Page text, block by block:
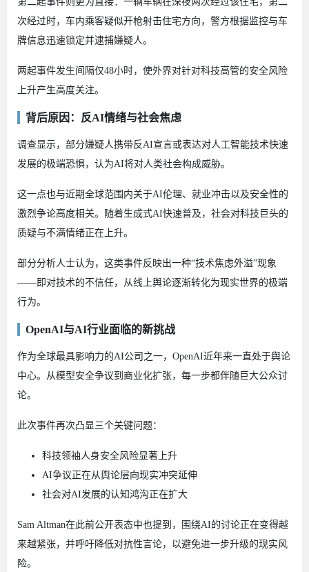
次经过时，车内乘客疑似开枪射击住宅方向，警方根据监控与车
牌信息迅速锁定并逮捕嫌疑人。
两起事件发生间隔仅48小时，使外界对针对科技高管的安全风险
上升产生高度关注。
背后原因：反AI情绪与社会焦虑
调查显示，部分嫌疑人携带反AI宣言或表达对人工智能技术快速
发展的极端恐惧，认为AI将对人类社会构成威胁。
这一点也与近期全球范围内关于AI伦理、就业冲击以及安全性的
激烈争论高度相关。随着生成式AI快速普及，社会对科技巨头的
质疑与不满情绪正在上升。
部分分析人士认为，这类事件反映出一种“技术焦虑外溢”现象
——即对技术的不信任，从线上舆论逐渐转化为现实世界的极端
行为。
OpenAI与AI行业面临的新挑战
作为全球最具影响力的AI公司之一，OpenAI近年来一直处于舆论
中心。从模型安全争议到商业化扩张，每一步都伴随巨大公众讨
论。
此次事件再次凸显三个关键问题：
科技领袖人身安全风险显著上升
AI争议正在从舆论层向现实冲突延伸
社会对AI发展的认知鸿沟正在扩大
Sam Altman在此前公开表态中也提到，围绕AI的讨论正在变得越
来越紧张，并呼吁降低对抗性言论，以避免进一步升级的现实风
险。